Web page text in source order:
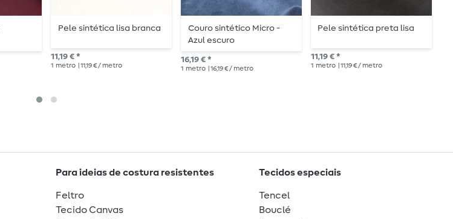
Pele sintética lisa branca
11,19 € *
1 metro | 11,19 € / metro
Couro sintético Micro -
Azul escuro
16,19 € *
1 metro | 16,19 € / metro
Pele sintética preta lisa
11,19 € *
1 metro | 11,19 € / metro
Para ideias de costura resistentes
Feltro
Tecido Canvas
Tecidos especiais
Tencel
Bouclé